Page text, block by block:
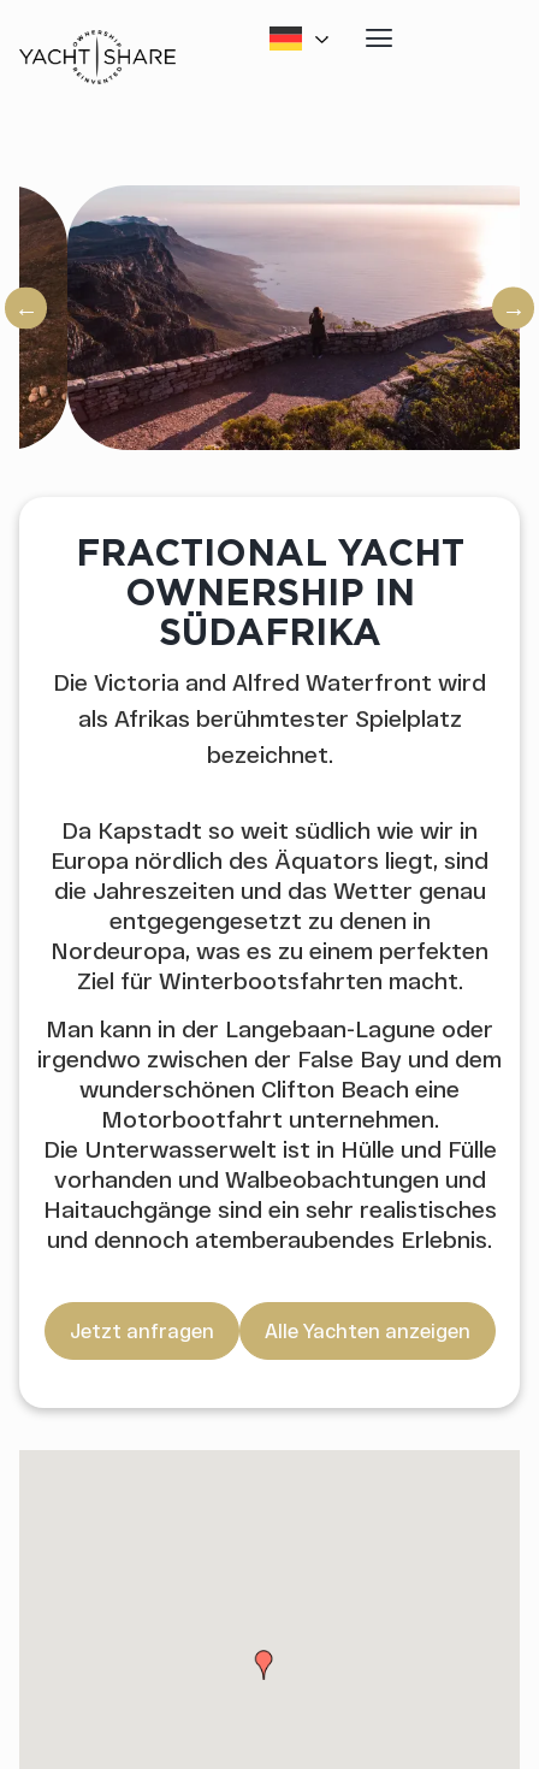
FRACTIONAL YACHT
OWNERSHIP IN
SÜDAFRIKA
Die Victoria and Alfred Waterfront wird
als Afrikas berühmtester Spielplatz
bezeichnet.
Da Kapstadt so weit südlich wie wir in
Europa nördlich des Äquators liegt, sind
die Jahreszeiten und das Wetter genau
entgegengesetzt zu denen in
Nordeuropa, was es zu einem perfekten
Ziel für Winterbootsfahrten macht.
Man kann in der Langebaan-Lagune oder
irgendwo zwischen der False Bay und dem
wunderschönen Clifton Beach eine
Motorbootfahrt unternehmen.
Die Unterwasserwelt ist in Hülle und Fülle
vorhanden und Walbeobachtungen und
Haitauchgänge sind ein sehr realistisches
und dennoch atemberaubendes Erlebnis.
Jetzt anfragen Alle Yachten anzeigen